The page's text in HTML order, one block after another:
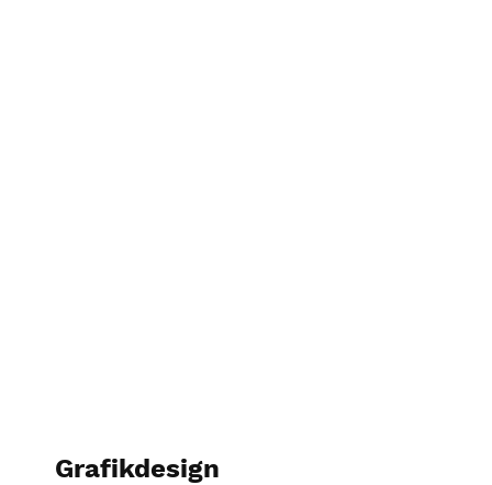
Grafikdesign